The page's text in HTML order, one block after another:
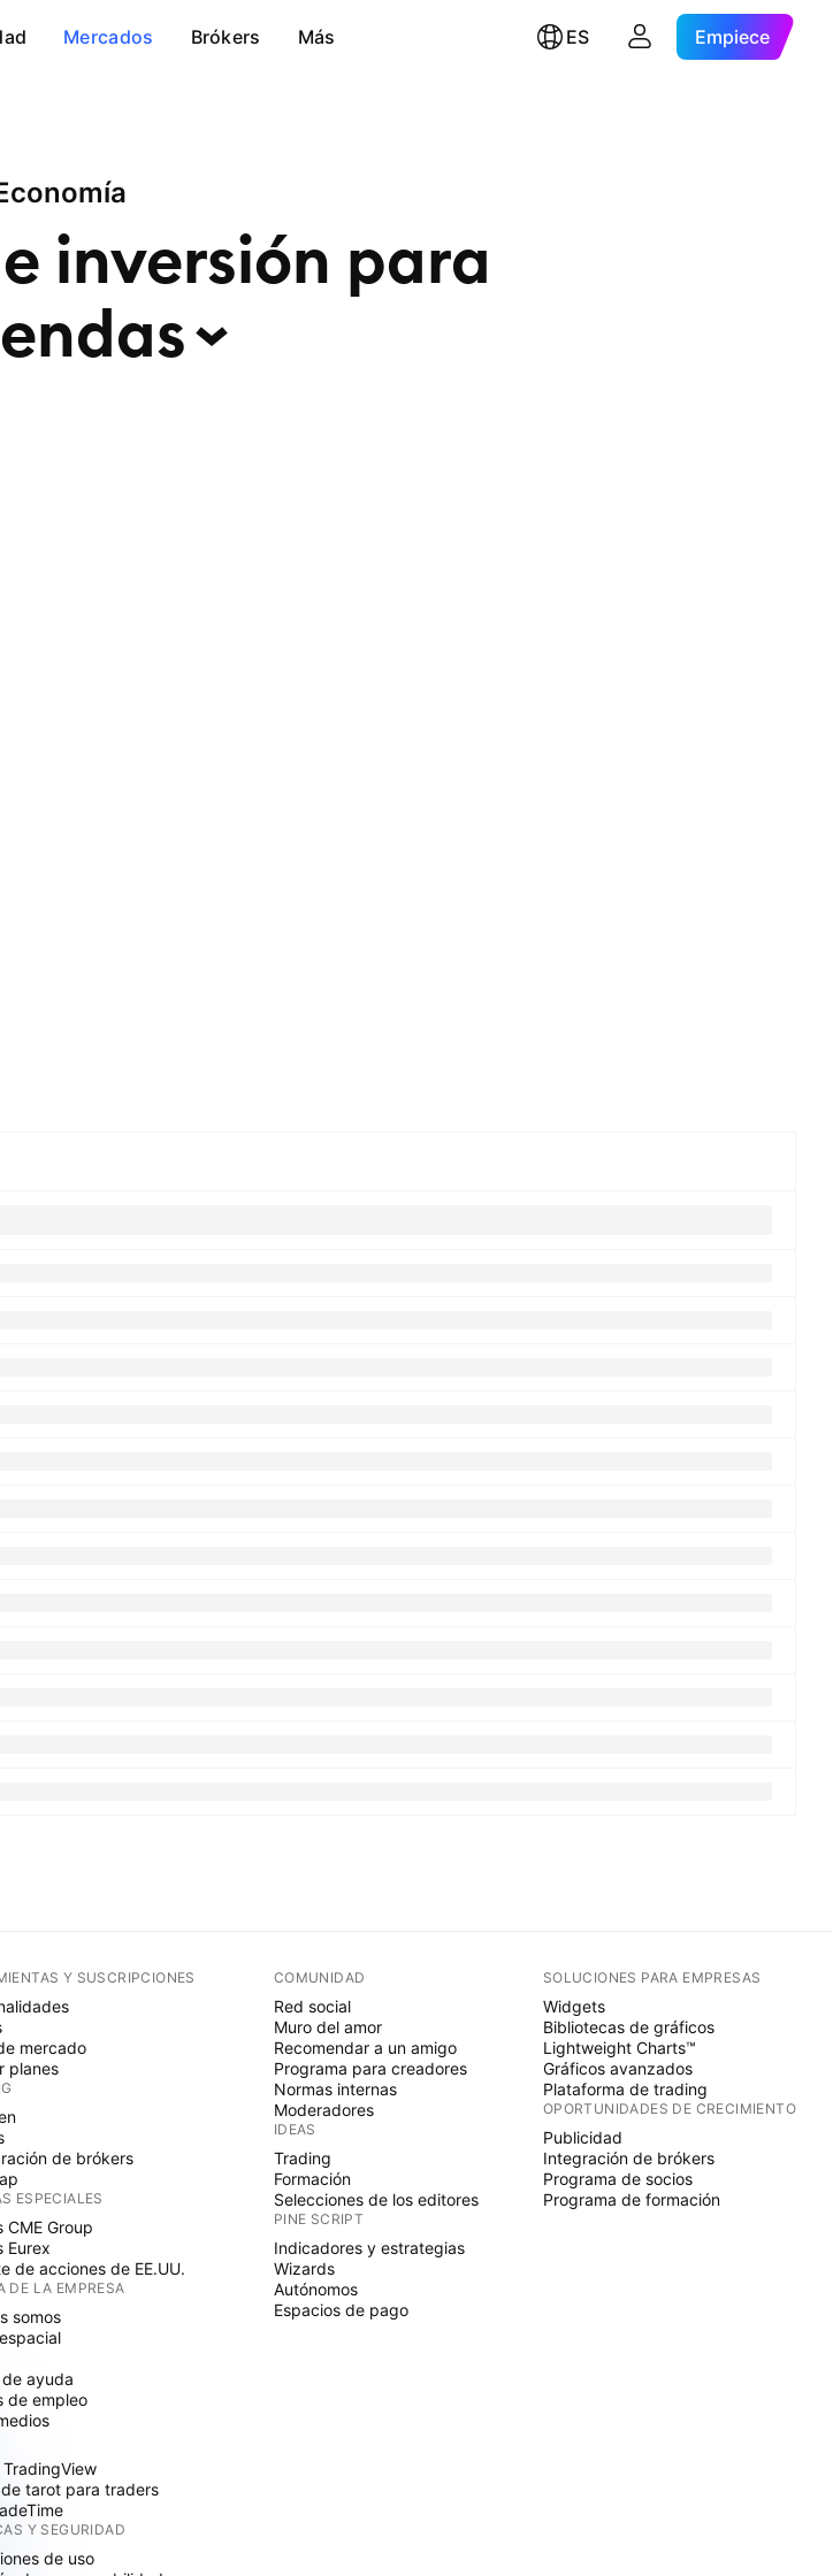
Mercados Brókers Más ES Empiece
inversión para
Y SUSCRIPCIONES
mercado
planes
de brókers
ESPECIALES
CME Group
Eurex
de acciones de EE.UU.
DE LA EMPRESA
somos
ayuda
de empleo
tarot para traders
Y SEGURIDAD
de uso
COMUNIDAD
Red social
Muro del amor
Recomendar a un amigo
Programa para creadores
Normas internas
Moderadores
IDEAS
Trading
Formación
Selecciones de los editores
PINE SCRIPT
Indicadores y estrategias
Wizards
Autónomos
Espacios de pago
SOLUCIONES PARA EMPRESAS
Widgets
Bibliotecas de gráficos
Lightweight Charts™
Gráficos avanzados
Plataforma de trading
OPORTUNIDADES DE CRECIMIENTO
Publicidad
Integración de brókers
Programa de socios
Programa de formación